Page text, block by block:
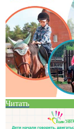
Читать